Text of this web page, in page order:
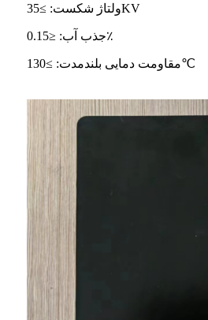
ولتاژ شکست: ≥35KV
جذب آب: ≤0.15٪
مقاومت دمایی بلندمدت: ≥130℃